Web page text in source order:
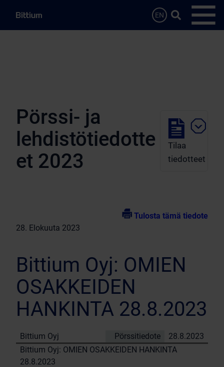
EN
Hae…
Avaa
Pörssi- ja
lehdistötiedotte
et 2023
Tilaa
tiedotteet
Tulosta tämä tiedote
28. Elokuuta 2023
Bittium Oyj: OMIEN
OSAKKEIDEN
HANKINTA 28.8.2023
Bittium Oyj Pörssitiedote
28.8.2023
Bittium Oyj: OMIEN OSAKKEIDEN HANKINTA
28.8.2023